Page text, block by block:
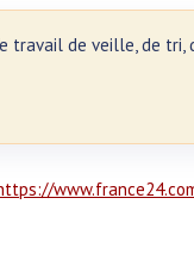
travail de veille, de tri,